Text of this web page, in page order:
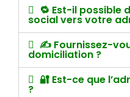
🔁 Est-il possible
social vers votre
✍️ Fournissez-
domiciliation ?
🔐 Est-ce que
?